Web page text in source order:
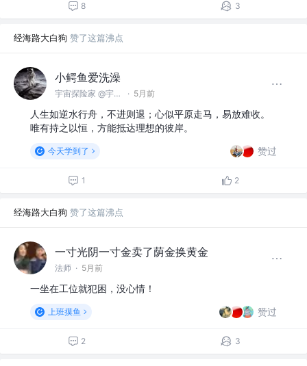
8 3
经海路大白狗 赞了这篇沸点
小鳄鱼爱洗澡
宇宙探险家 @宇宙开发有限公司 · 5月前
人生如逆水行舟，不进则退；心似平原走马，易放难收。
唯有持之以恒，方能抵达理想的彼岸。
今天学到了 赞过
1 2
经海路大白狗 赞了这篇沸点
一寸光阴一寸金卖了荫金换黄金
法师 · 5月前
一坐在工位就犯困，没心情！
上班摸鱼 赞过
2 3